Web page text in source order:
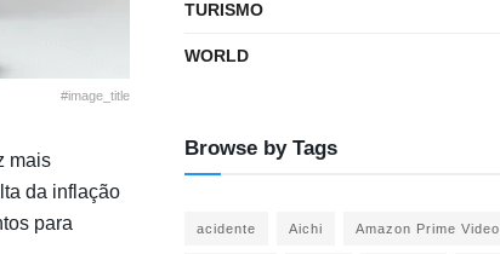
#image_title
mais
da inflação
para
TURISMO
WORLD
Browse by Tags
acidente Aichi Amazon Prime Video